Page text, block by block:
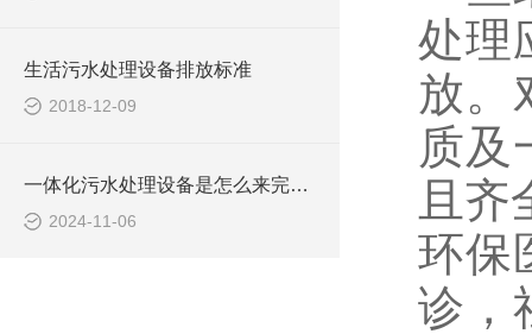
生活污水处理设备排放标准
2018-12-09
一体化污水处理设备是怎么来完成污水处理工作的？
2024-11-06
处理
放。
质及
且齐
环保
诊，